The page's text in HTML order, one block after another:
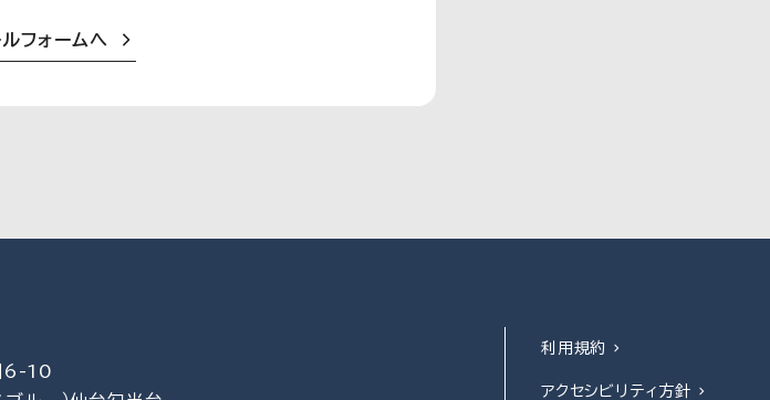
ルフォームへ
6-10
利用規約
アクセシビリティ方針